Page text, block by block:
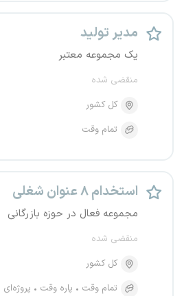
مدیر تولید
یک مجموعه معتبر
منقضی شده
کل کشور
تمام وقت
استخدام ۸ عنوان شغلی
مجموعه فعال در حوزه بازرگانی
منقضی شده
کل کشور
تمام وقت
پاره وقت پروژه‌ای